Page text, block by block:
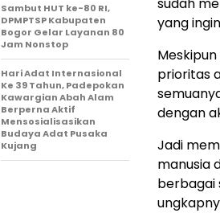
yang
prioritas
dengan
Jadi
manusia
berbagai
Sambut HUT ke-80 RI,
DPMPTSP Kabupaten
Bogor Gelar Layanan 80
Jam Nonstop
Hari Adat Internasional
Ke 39 Tahun, Padepokan
Kawargian Abah Alam
Berperna Aktif
Mensosialisasikan
Budaya Adat Pusaka
Kujang